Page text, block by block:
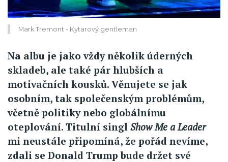
Mark Tremont - Kytarový gentleman
Na albu je jako vždy několik úderných
skladeb, ale také pár hlubších a
motivačních kousků. Věnujete se jak
osobním, tak společenským problémům,
včetně politiky nebo globálnímu
oteplování. Titulní singl Show Me a Leader
mi neustále připomíná, že pořád nevíme,
zdali se Donald Trump bude držet své